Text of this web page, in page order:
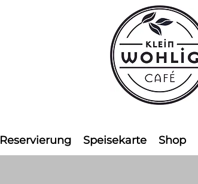
Reservierung Speisekarte Shop